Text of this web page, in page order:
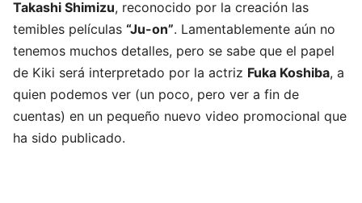
Takashi Shimizu, reconocido por la creación las
temibles películas “Ju-on”. Lamentablemente aún no
tenemos muchos detalles, pero se sabe que el papel
de Kiki será interpretado por la actriz Fuka Koshiba, a
quien podemos ver (un poco, pero ver a fin de
cuentas) en un pequeño nuevo video promocional que
ha sido publicado.